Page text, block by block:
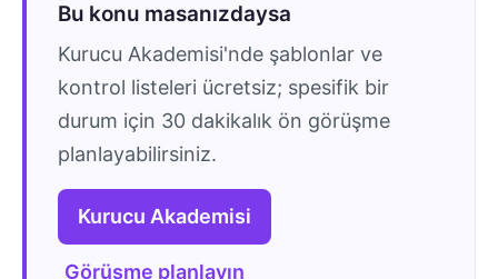
Bu konu masanızdaysa
Kurucu Akademisi'nde şablonlar ve
kontrol listeleri ücretsiz; spesifik bir
durum için 30 dakikalık ön görüşme
planlayabilirsiniz.
Kurucu Akademisi
Görüşme planlayın